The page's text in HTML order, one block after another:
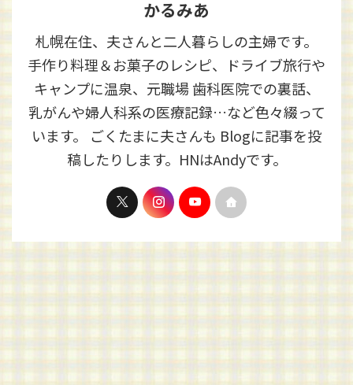
かるみあ
札幌在住、夫さんと二人暮らしの主婦です。
手作り料理＆お菓子のレシピ、ドライブ旅行や
キャンプに温泉、元職場 歯科医院での裏話、
乳がんや婦人科系の医療記録…など色々綴って
います。 ごくたまに夫さんも Blogに記事を投
稿したりします。HNはAndyです。